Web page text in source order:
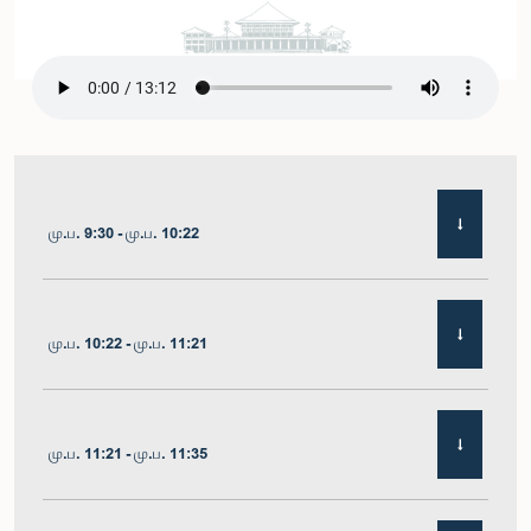
மு.ப. 9:30 - மு.ப. 10:22
மு.ப. 10:22 - மு.ப. 11:21
மு.ப. 11:21 - மு.ப. 11:35